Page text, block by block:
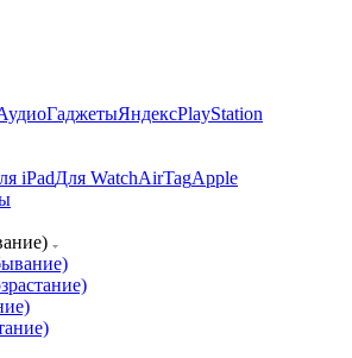
ГаджетыЯндексPlayStation
iPadДля WatchAirTagApple